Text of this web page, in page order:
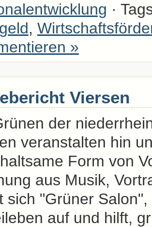
·
,
»
Viersen
der
veranstalten hin
Form von
aus Musik,
sich "Grüner
auf und hilft,